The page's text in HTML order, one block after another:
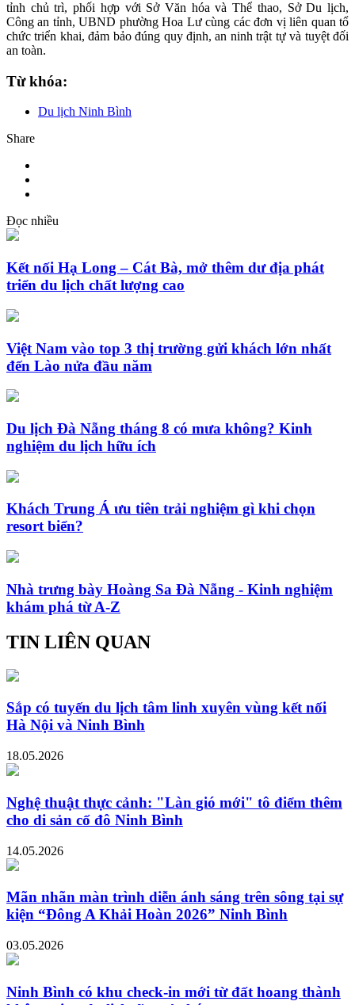
tỉnh chủ trì, phối hợp với Sở Văn hóa và Thể thao, Sở Du lịch,
Công an tỉnh, UBND phường Hoa Lư cùng các đơn vị liên quan tổ
chức triển khai, đảm bảo đúng quy định, an ninh trật tự và tuyệt đối
an toàn.
Từ khóa:
Du lịch Ninh Bình
Share
Đọc nhiều
Kết nối Hạ Long – Cát Bà, mở thêm dư địa phát
triển du lịch chất lượng cao
Việt Nam vào top 3 thị trường gửi khách lớn nhất
đến Lào nửa đầu năm
Du lịch Đà Nẵng tháng 8 có mưa không? Kinh
nghiệm du lịch hữu ích
Khách Trung Á ưu tiên trải nghiệm gì khi chọn
resort biển?
Nhà trưng bày Hoàng Sa Đà Nẵng - Kinh nghiệm
khám phá từ A-Z
TIN LIÊN QUAN
Sắp có tuyến du lịch tâm linh xuyên vùng kết nối
Hà Nội và Ninh Bình
18.05.2026
Nghệ thuật thực cảnh: "Làn gió mới" tô điểm thêm
cho di sản cố đô Ninh Bình
14.05.2026
Mãn nhãn màn trình diễn ánh sáng trên sông tại sự
kiện “Đông A Khải Hoàn 2026” Ninh Bình
03.05.2026
Ninh Bình có khu check-in mới từ đất hoang thành